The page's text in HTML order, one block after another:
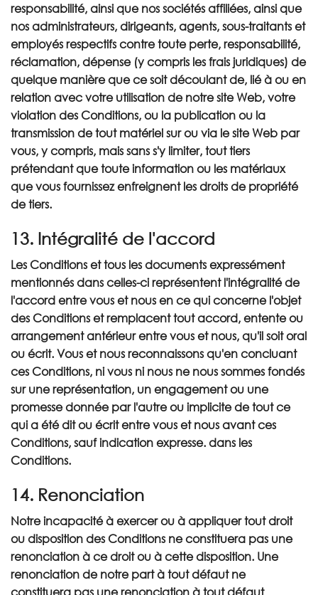
responsabilité, ainsi que nos sociétés affiliées, ainsi que
nos administrateurs, dirigeants, agents, sous-traitants et
employés respectifs contre toute perte, responsabilité,
réclamation, dépense (y compris les frais juridiques) de
quelque manière que ce soit découlant de, lié à ou en
relation avec votre utilisation de notre site Web, votre
violation des Conditions, ou la publication ou la
transmission de tout matériel sur ou via le site Web par
vous, y compris, mais sans s'y limiter, tout tiers
prétendant que toute information ou les matériaux
que vous fournissez enfreignent les droits de propriété
de tiers.
13. Intégralité de l'accord
Les Conditions et tous les documents expressément
mentionnés dans celles-ci représentent l'intégralité de
l'accord entre vous et nous en ce qui concerne l'objet
des Conditions et remplacent tout accord, entente ou
arrangement antérieur entre vous et nous, qu'il soit oral
ou écrit. Vous et nous reconnaissons qu'en concluant
ces Conditions, ni vous ni nous ne nous sommes fondés
sur une représentation, un engagement ou une
promesse donnée par l'autre ou implicite de tout ce
qui a été dit ou écrit entre vous et nous avant ces
Conditions, sauf indication expresse. dans les
Conditions.
14. Renonciation
Notre incapacité à exercer ou à appliquer tout droit
ou disposition des Conditions ne constituera pas une
renonciation à ce droit ou à cette disposition. Une
renonciation de notre part à tout défaut ne
constituera pas une renonciation à tout défaut